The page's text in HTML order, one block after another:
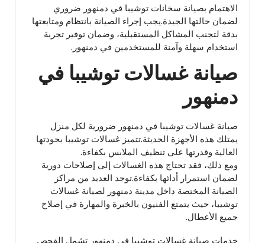
الاهتمام بصيانة سخانات توشيبا في دمنهور ضروري
لضمان حالتها الجيدة.يجب إجراء الصيانة بانتظام ومتابعتها
بدقة لتجنب المشاكل المستقبلية، وضمان توفير تجربة
استخدام سهلة وآمنة للمستخدمين في دمنهور.
صيانة غسالات توشيبا في
دمنهور
صيانة غسالات توشيبا في دمنهور ضرورية لكل منزل
يمتلك هذه الأجهزة الحديثة.تتميز غسالات توشيبا بجودتها
العالية وقدرتها على تنظيف الملابس بكفاءة.
ومع ذلك، فقد تحتاج هذه الغسالات إلى إصلاحات دورية
لضمان استمرار أدائها بكفاءة.توجد العديد من مراكز
الصيانة المختصة داخل مدينة دمنهور لصيانة غسالات
توشيبا، حيث يتمتع الفنيون بالخبرة والمهارة في إصلاح
جميع الأعطال.
خدمات صيانة غسالات توشيبا في دمنهور تشمل الفحص